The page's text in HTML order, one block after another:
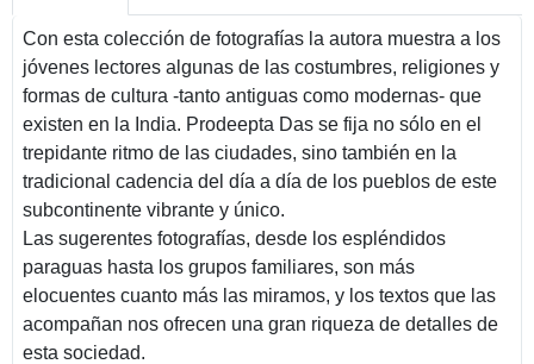
Con esta colección de fotografías la autora muestra a los
jóvenes lectores algunas de las costumbres, religiones y
formas de cultura -tanto antiguas como modernas- que
existen en la India. Prodeepta Das se fija no sólo en el
trepidante ritmo de las ciudades, sino también en la
tradicional cadencia del día a día de los pueblos de este
subcontinente vibrante y único.
Las sugerentes fotografías, desde los espléndidos
paraguas hasta los grupos familiares, son más
elocuentes cuanto más las miramos, y los textos que las
acompañan nos ofrecen una gran riqueza de detalles de
esta sociedad.